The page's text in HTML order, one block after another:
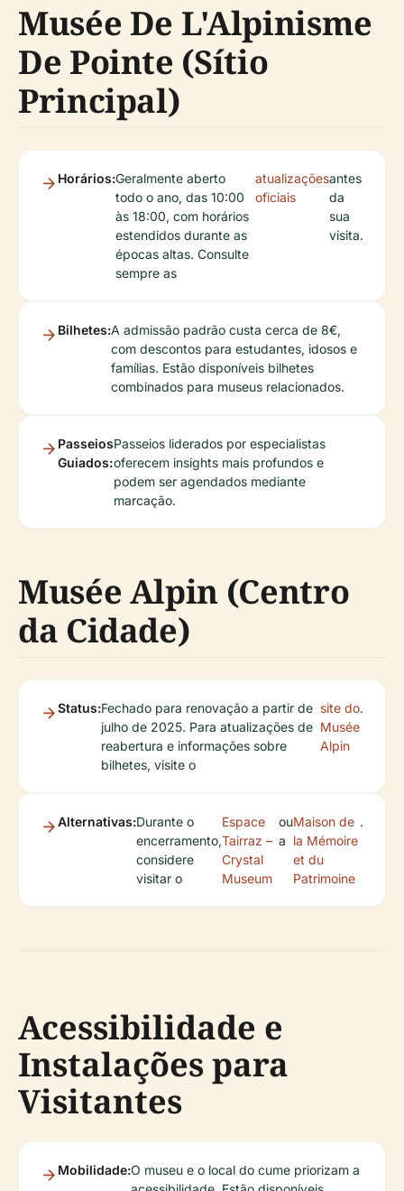
Musée De L'Alpinisme
De Pointe (Sítio
Principal)
Horários:Geralmente aberto
todo o ano, das 10:00
às 18:00, com horários
estendidos durante as
épocas altas. Consulte
sempre as
atualizações
oficiais
antes
da
sua
visita.
Bilhetes:A admissão padrão custa cerca de 8€,
com descontos para estudantes, idosos e
famílias. Estão disponíveis bilhetes
combinados para museus relacionados.
Passeios
Guiados:
Passeios liderados por especialistas
oferecem insights mais profundos e
podem ser agendados mediante
marcação.
Musée Alpin (Centro
da Cidade)
Status:Fechado para renovação a partir de
julho de 2025. Para atualizações de
reabertura e informações sobre
bilhetes, visite o
site do
Musée
Alpin
.
Alternativas:Durante o
encerramento,
considere
visitar o
Espace
Tairraz –
Crystal
Museum
ou
a
Maison de
la Mémoire
et du
Patrimoine
.
Acessibilidade e
Instalações para
Visitantes
Mobilidade:O museu e o local do cume priorizam a